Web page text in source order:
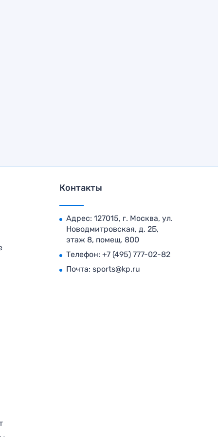
Контакты
Адрес: 127015, г. Москва, ул.
Новодмитровская, д. 2Б,
этаж 8, помещ. 800
Телефон: +7 (495) 777-02-82
Почта: sports@kp.ru